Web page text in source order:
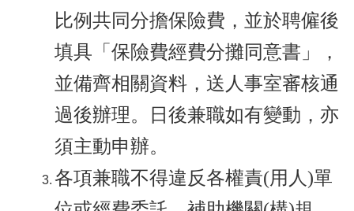
比例共同分擔保險費，並於聘僱後
填具「保險費經費分攤同意書」，
並備齊相關資料，送人事室審核通
過後辦理。日後兼職如有變動，亦
須主動申辦。
各項兼職不得違反各權責(用人)單